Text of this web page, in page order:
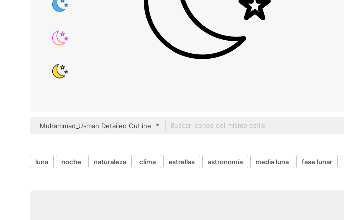
Muhammad_Usman Detailed Outline
luna noche naturaleza clima estrellas astronomía media luna fase lunar